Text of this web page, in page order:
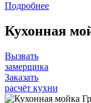
Подробнее
Кухонная
Вызвать
замерщика
Заказать
расчёт кухни